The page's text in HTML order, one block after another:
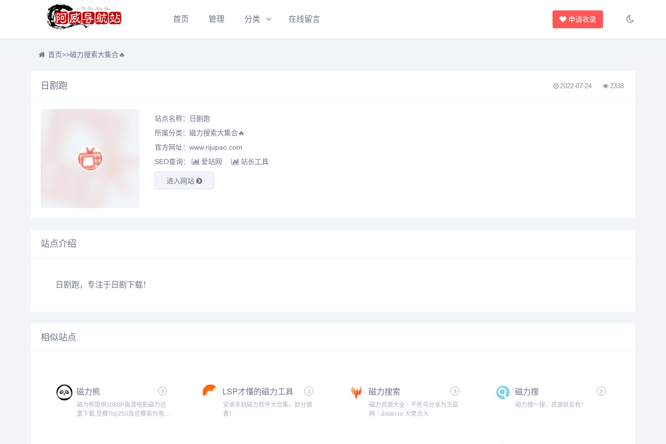
首页 管理 分类 在线留言 申请收录
首页>>磁力搜索大集合🔥
日剧跑 2022-07-24 2338
站点名称：日剧跑
所属分类： 磁力搜索大集合🔥
官方网址：www.rijupao.com
SEO查询：
爱站网 站长工具
进入网站
站点介绍
日剧跑，专注于日剧下载！
相似站点
磁力熊
磁力熊提供1080P高清电影磁力迅
雷下载,豆瓣Top250及豆瓣高分电影
LSP才懂的磁力工具
安卓手机磁力软件大合集，部分很
香！
磁力搜索
磁力资源大全｜不死鸟分享为王官
网｜dalao.ru 大佬点入
磁力搜
磁力搜一搜，资源就会有！